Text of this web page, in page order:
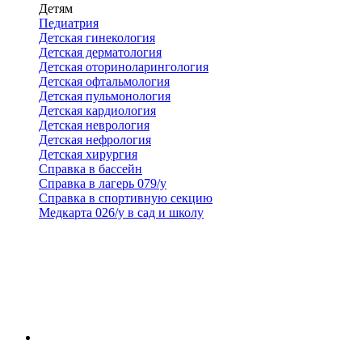
Детям
Педиатрия
Детская гинекология
Детская дерматология
Детская оториноларингология
Детская офтальмология
Детская пульмонология
Детская кардиология
Детская неврология
Детская нефрология
Детская хирургия
Справка в бассейн
Справка в лагерь 079/у
Справка в спортивную секцию
Медкарта 026/у в сад и школу